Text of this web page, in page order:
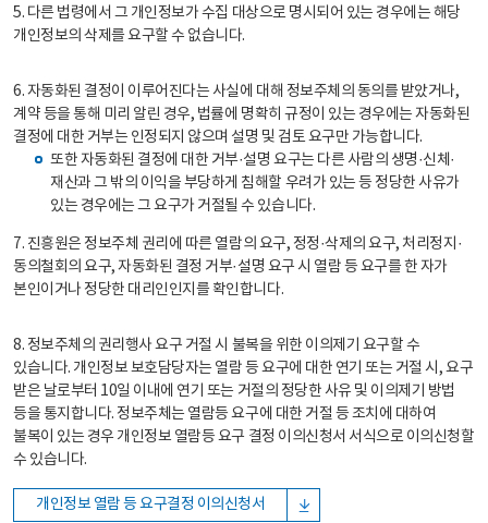
5. 다른 법령에서 그 개인정보가 수집 대상으로 명시되어 있는 경우에는 해당
개인정보의 삭제를 요구할 수 없습니다.
6. 자동화된 결정이 이루어진다는 사실에 대해 정보주체의 동의를 받았거나,
계약 등을 통해 미리 알린 경우, 법률에 명확히 규정이 있는 경우에는 자동화된
결정에 대한 거부는 인정되지 않으며 설명 및 검토 요구만 가능합니다.
또한 자동화된 결정에 대한 거부·설명 요구는 다른 사람의 생명·신체·
재산과 그 밖의 이익을 부당하게 침해할 우려가 있는 등 정당한 사유가
있는 경우에는 그 요구가 거절될 수 있습니다.
7. 진흥원은 정보주체 권리에 따른 열람의 요구, 정정·삭제의 요구, 처리정지·
동의철회의 요구, 자동화된 결정 거부·설명 요구 시 열람 등 요구를 한 자가
본인이거나 정당한 대리인인지를 확인합니다.
8. 정보주체의 권리행사 요구 거절 시 불복을 위한 이의제기 요구할 수
있습니다. 개인정보 보호담당자는 열람 등 요구에 대한 연기 또는 거절 시, 요구
받은 날로부터 10일 이내에 연기 또는 거절의 정당한 사유 및 이의제기 방법
등을 통지합니다. 정보주체는 열람등 요구에 대한 거절 등 조치에 대하여
불복이 있는 경우 개인정보 열람등 요구 결정 이의신청서 서식으로 이의신청할
수 있습니다.
개인정보 열람 등 요구결정 이의신청서